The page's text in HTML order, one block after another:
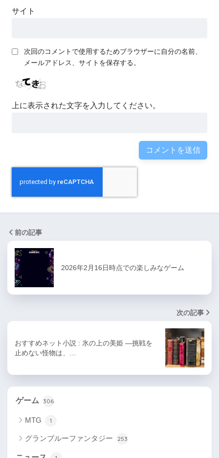
サイト
次回のコメントで使用するためブラウザーに自分の名前、
メールアドレス、サイトを保存する。
上に表示された文字を入力してください。
前の記事
2026年2月16日時点での楽しみなゲーム
次の記事
おすすめネット小説 : 氷の上の美姫 ―挑戦を
止めない怪物は、…
ゲーム 306
MTG 1
グランブルーファンタジー 253